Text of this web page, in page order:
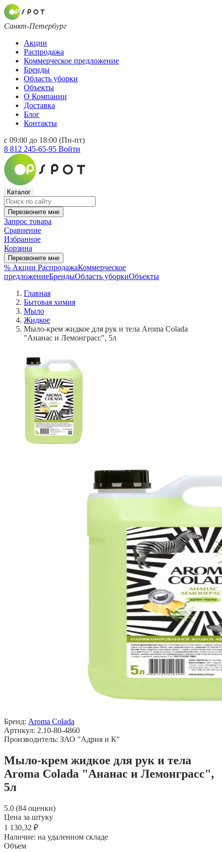
Санкт-Петербург
Акции
Распродажа
Коммерческое предложение
Бренды
Область уборки
Объекты
О Компании
Доставка
Блог
Контакты
с 09:00 до 18:00 (Пн-пт)
8 812 245-65-95 Войти
Каталог
Перезвоните мне
Запрос товара
Сравнение
Избранное
Корзина
Перезвоните мне
% Акции РаспродажаКоммерческое
предложениеБрендыОбласть уборкиОбъекты
Главная
Бытовая химия
Мыло
Жидкое
Мыло-крем жидкое для рук и тела Aroma Colada
"Ананас и Лемонграсс", 5л
Бренд: Aroma Colada
Артикул: 2.10-80-4860
Производитель: ЗАО "Адрия и К"
Мыло-крем жидкое для рук и тела
Aroma Colada "Ананас и Лемонграсс",
5л
5.0 (84 оценки)
Цена за штуку
1 130,32 ₽
Наличие: на удаленном складе
Объем